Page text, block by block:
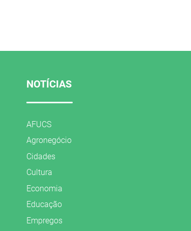
NOTÍCIAS
AFUCS
Agronegócio
Cidades
Cultura
Economia
Educação
Empregos